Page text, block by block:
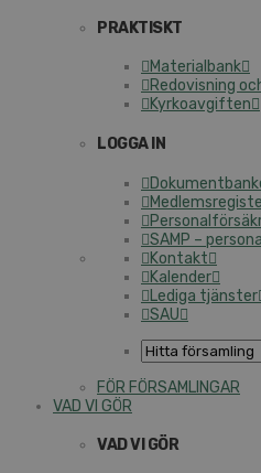
PRAKTISKT
Materialbank
Redovisning
Kyrkoavgiften
LOGGA IN
SAMP –
Kontakt
Kalender
Lediga tjänster
SAU
FÖR FÖRSAMLINGAR
VAD VI GÖR
VAD VI GÖR